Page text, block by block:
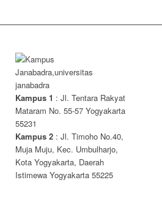
Kampus 1 : Jl. Tentara Rakyat
Mataram No. 55-57 Yogyakarta
55231
Kampus 2 : Jl. Timoho No.40,
Muja Muju, Kec. Umbulharjo,
Kota Yogyakarta, Daerah
Istimewa Yogyakarta 55225